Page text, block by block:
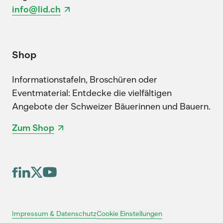
info@lid.ch
Shop
Informationstafeln, Broschüren oder
Eventmaterial: Entdecke die vielfältigen
Angebote der Schweizer Bäuerinnen und Bauern.
Zum Shop
Impressum & DatenschutzCookie Einstellungen